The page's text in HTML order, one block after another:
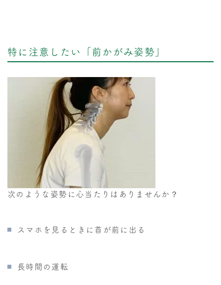
特に注意したい「前かがみ姿勢」
次のような姿勢に心当たりはありませんか？
スマホを見るときに首が前に出る
長時間の運転